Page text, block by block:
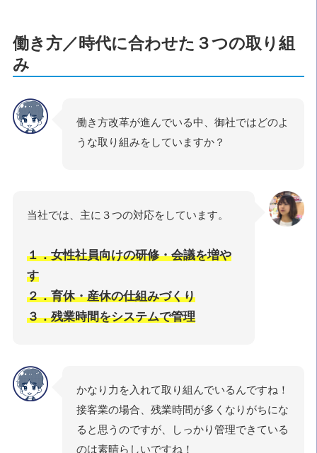
働き方／時代に合わせた３つの取り組
み
働き方改革が進んでいる中、御社ではどのよ
うな取り組みをしていますか？
当社では、主に３つの対応をしています。
１．女性社員向けの研修・会議を増や
す
２．育休・産休の仕組みづくり
３．残業時間をシステムで管理
かなり力を入れて取り組んでいるんですね！
接客業の場合、残業時間が多くなりがちにな
ると思うのですが、しっかり管理できている
のは素晴らしいですね！